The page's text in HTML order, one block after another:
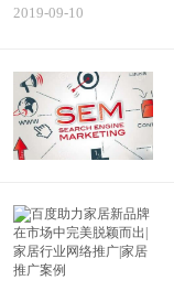
2019-09-10